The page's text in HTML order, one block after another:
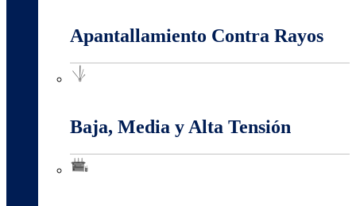
Apantallamiento Contra Rayos
Baja, Media y Alta Tensión